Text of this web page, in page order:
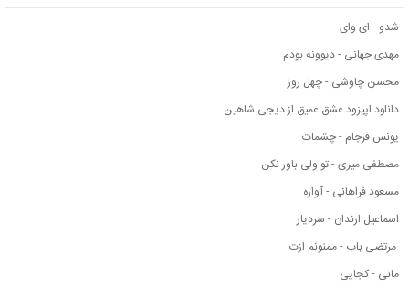
شدو - ای وای
مهدی جهانی - دیوونه بودم
محسن چاوشی - چهل روز
دانلود اپیزود عشق عمیق از دیجی شاهین
یونس فرجام - چشمات
مصطفی میری - تو ولی باور نکن
مسعود فراهانی - آواره
اسماعیل ارندان - سردیار
مرتضی باب - ممنونم ازت
مانی - کجایی